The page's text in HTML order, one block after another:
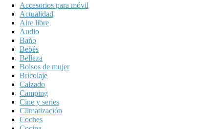
Accesorios para móvil
Actualidad
Aire libre
Audio
Baño
Bebés
Belleza
Bolsos de mujer
Bricolaje
Calzado
Camping
Cine y series
Climatización
Coches